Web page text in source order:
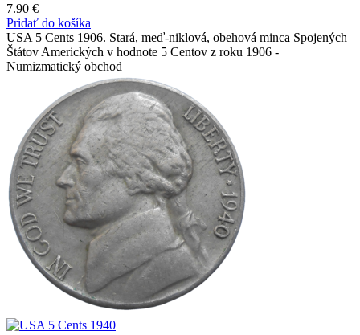
7.90 €
Pridať do košíka
USA 5 Cents 1906. Stará, meď-niklová, obehová minca Spojených
Štátov Amerických v hodnote 5 Centov z roku 1906 -
Numizmatický obchod